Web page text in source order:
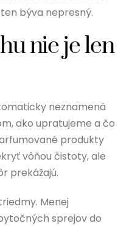
býva nepresný.
nie je len
neznamená
ako upratujeme a čo
produkty
vôňou čistoty, ale
prekážajú.
Menej
sprejov do